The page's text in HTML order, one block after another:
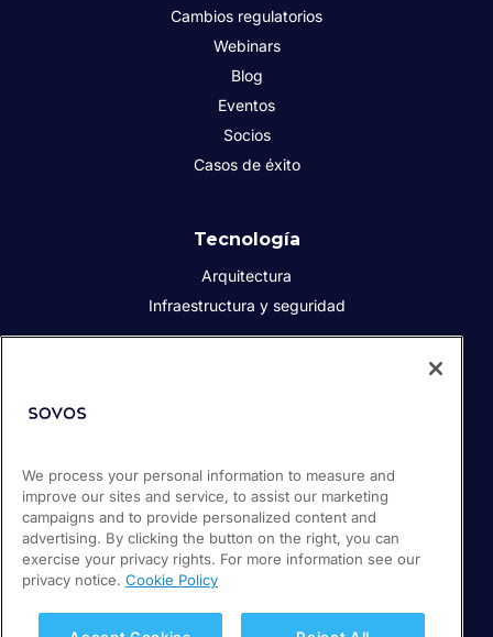
Cambios regulatorios
Webinars
Blog
Eventos
Socios
Casos de éxito
Tecnología
Arquitectura
Infraestructura y seguridad
Prensa
Empleos
Soporte / Portal de clientes
We process your personal information to measure and
improve our sites and service, to assist our marketing
campaigns and to provide personalized content and
advertising. By clicking the button on the right, you can
exercise your privacy rights. For more information see our
privacy notice. Cookie Policy